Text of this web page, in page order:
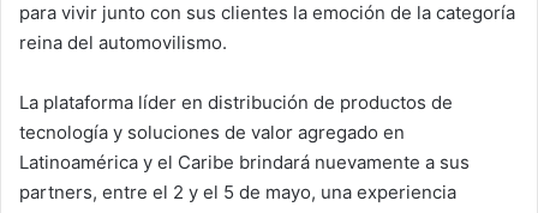
para vivir junto con sus clientes la emoción de la categoría
reina del automovilismo.
La plataforma líder en distribución de productos de
tecnología y soluciones de valor agregado en
Latinoamérica y el Caribe brindará nuevamente a sus
partners, entre el 2 y el 5 de mayo, una experiencia